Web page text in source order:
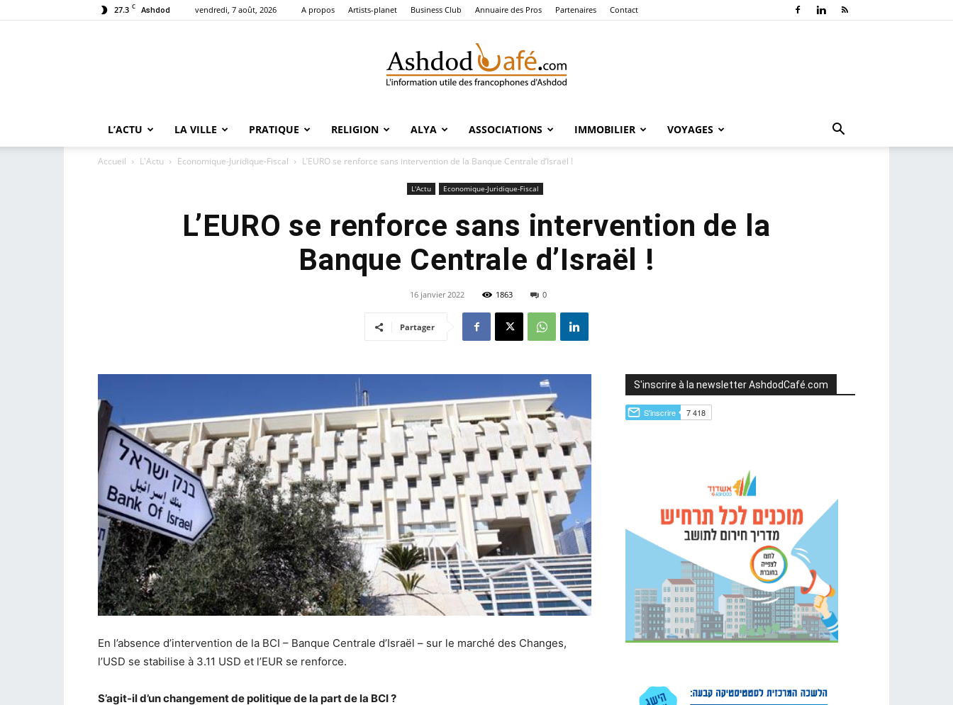
27.3 C Ashdod vendredi, 7 août, 2026 A propos Artists-planet Business Club Annuaire des Pros Partenaires Contact
Café
L’ACTU LA VILLE PRATIQUE RELIGION ALYA ASSOCIATIONS IMMOBILIER VOYAGES
Accueil L'Actu Economique-Juridique-Fiscal L’EURO se renforce sans intervention de la Banque Centrale d’Israël !
L'Actu Economique-Juridique-Fiscal
L’EURO se renforce sans intervention de la
Banque Centrale d’Israël !
16 janvier 2022 1863 0
Partager
En l’absence d’intervention de la BCI – Banque Centrale d’Israël – sur le marché des Changes,
l’USD se stabilise à 3.11 USD et l’EUR se renforce.
S’agit-il d’un changement de politique de la part de la BCI ?
S'inscrire à la newsletter AshdodCafé.com